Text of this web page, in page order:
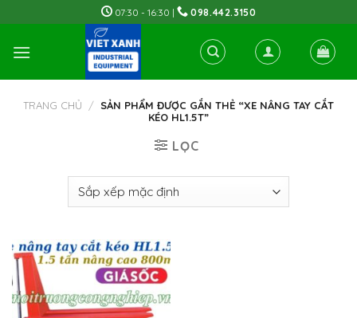
to
content
07:30 - 16:30 | 098.442.3150
TRANG CHỦ / SẢN PHẨM ĐƯỢC GẮN THẺ “XE NÂNG TAY CẮT
KÉO HL1.5T”
LỌC